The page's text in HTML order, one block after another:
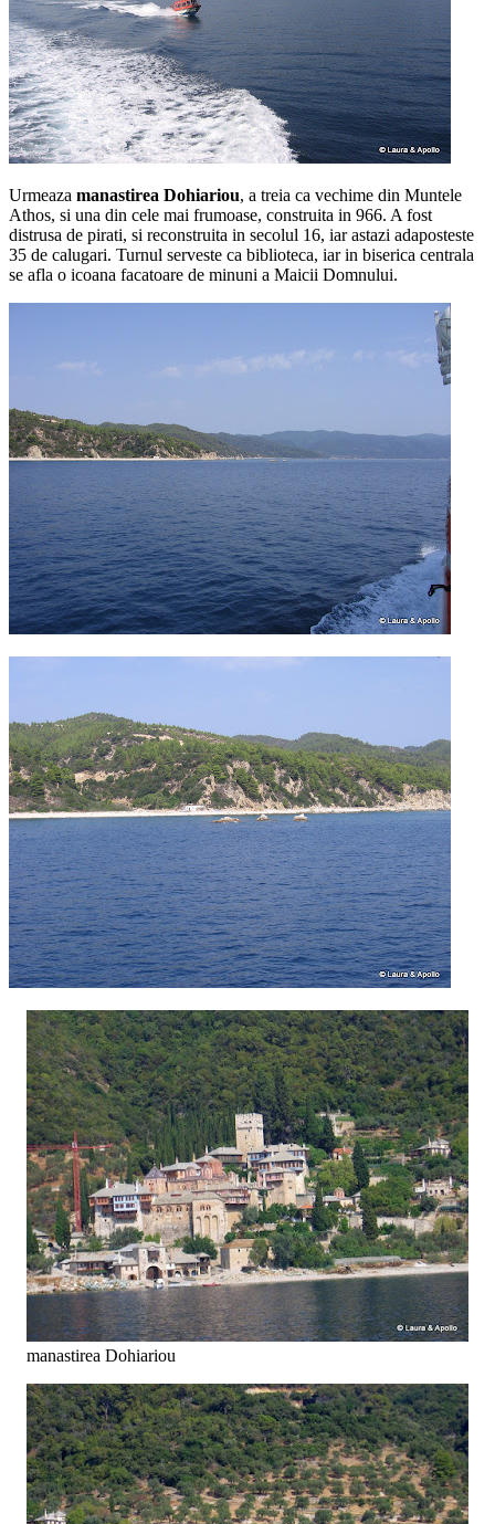
Urmeaza manastirea Dohiariou, a treia ca vechime din Muntele
Athos, si una din cele mai frumoase, construita in 966. A fost
distrusa de pirati, si reconstruita in secolul 16, iar astazi adaposteste
35 de calugari. Turnul serveste ca biblioteca, iar in biserica centrala
se afla o icoana facatoare de minuni a Maicii Domnului.
manastirea Dohiariou